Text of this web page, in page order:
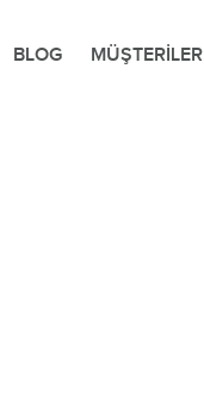
BLOG MÜŞTERİLER